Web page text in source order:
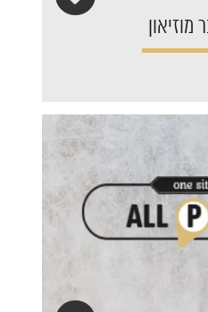
מוזיאון